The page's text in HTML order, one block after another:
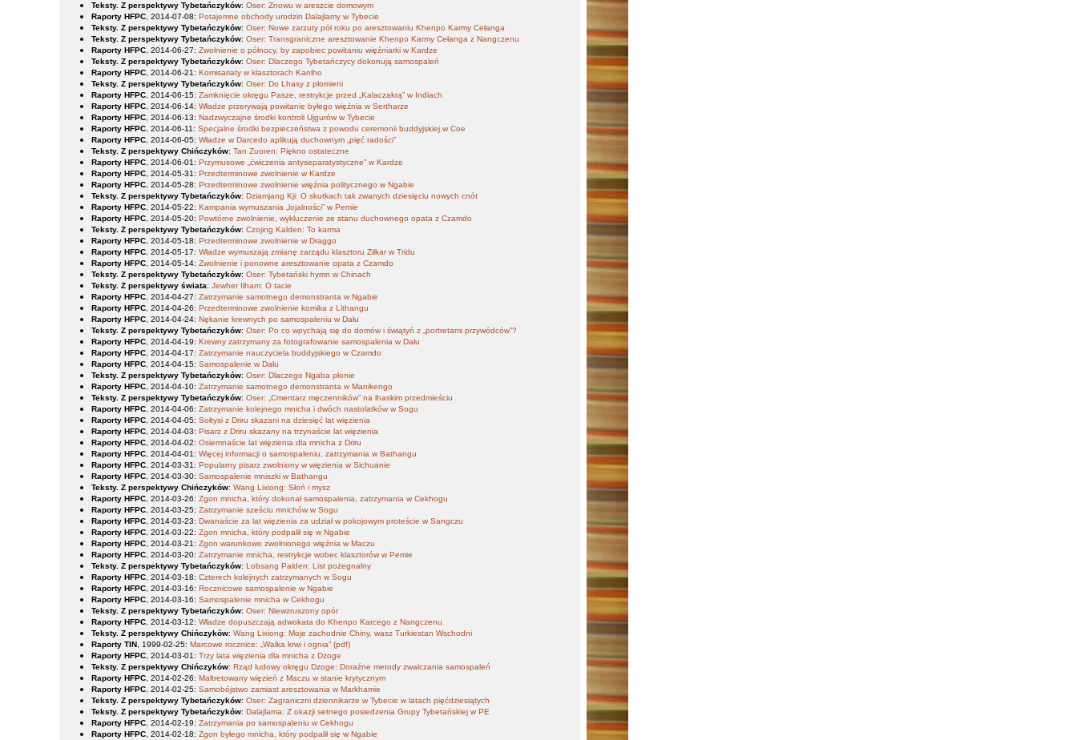
Teksty. Z perspektywy Tybetańczyków:Oser: Znowu w areszcie domowym
Raporty HFPC , 2014-07-08:Potajemne obchody urodzin Dalajlamy w Tybecie
Teksty. Z perspektywy Tybetańczyków:Oser: Nowe zarzuty pół roku po aresztowaniu Khenpo Karmy Cełanga
Teksty. Z perspektywy Tybetańczyków:Oser: Transgraniczne aresztowanie Khenpo Karmy Cełanga z Nangczenu
Raporty HFPC , 2014-06-27:Zwolnienie o północy, by zapobiec powitaniu więźniarki w Kardze
Teksty. Z perspektywy Tybetańczyków:Oser: Dlaczego Tybetańczycy dokonują samospaleń
Raporty HFPC , 2014-06-21 :Komisariaty w klasztorach Kanlho
Teksty. Z perspektywy Tybetańczyków:Oser: Do Lhasy z płomieni
Raporty HFPC , 2014-06-15:Zamknięcie okręgu Pasze, restrykcje przed „Kalaczakrą” w Indiach
Raporty HFPC , 2014-06-14:Władze przerywają powitanie byłego więźnia w Sertharze
Raporty HFPC , 2014-06-13:Nadzwyczajne środki kontroli Ujgurów w Tybecie
Raporty HFPC , 2014-06-11 :Specjalne środki bezpieczeństwa z powodu ceremonii buddyjskiej w Coe
Raporty HFPC , 2014-06-05:Władze w Darcedo aplikują duchownym „pięć radości”
Teksty. Z perspektywy Chińczyków:Tan Zuoren: Piękno ostateczne
Raporty HFPC , 2014-06-01 :Przymusowe „ćwiczenia antyseparatystyczne” w Kardze
Raporty HFPC , 2014-05-31 :Przedterminowe zwolnienie w Kardze
Raporty HFPC , 2014-05-28:Przedterminowe zwolnienie więźnia politycznego w Ngabie
Teksty. Z perspektywy Tybetańczyków:Dziamjang Kji: O skutkach tak zwanych dziesięciu nowych cnót
Raporty HFPC , 2014-05-22:Kampania wymuszania „lojalności” w Pemie
Raporty HFPC , 2014-05-20:Powtórne zwolnienie, wykluczenie ze stanu duchownego opata z Czamdo
Teksty. Z perspektywy Tybetańczyków:Czojing Kalden: To karma
Raporty HFPC , 2014-05-18:Przedterminowe zwolnienie w Draggo
Raporty HFPC , 2014-05-17:Władze wymuszają zmianę zarządu klasztoru Zilkar w Tridu
Raporty HFPC , 2014-05-14:Zwolnienie i ponowne aresztowanie opata z Czamdo
Teksty. Z perspektywy Tybetańczyków:Oser: Tybetański hymn w Chinach
Teksty. Z perspektywy świata:Jewher Ilham: O tacie
Raporty HFPC , 2014-04-27:Zatrzymanie samotnego demonstranta w Ngabie
Raporty HFPC , 2014-04-26:Przedterminowe zwolnienie komika z Lithangu
Raporty HFPC , 2014-04-24:Nękanie krewnych po samospaleniu w Dału
Teksty. Z perspektywy Tybetańczyków:Oser: Po co wpychają się do domów i świątyń z „portretami przywódców”?
Raporty HFPC , 2014-04-19:Krewny zatrzymany za fotografowanie samospalenia w Dału
Raporty HFPC , 2014-04-17:Zatrzymanie nauczyciela buddyjskiego w Czamdo
Raporty HFPC , 2014-04-15:Samospalenie w Dału
Teksty. Z perspektywy Tybetańczyków:Oser: Dlaczego Ngaba płonie
Raporty HFPC , 2014-04-10:Zatrzymanie samotnego demonstranta w Manikengo
Teksty. Z perspektywy Tybetańczyków:Oser: „Cmentarz męczenników” na lhaskim przedmieściu
Raporty HFPC , 2014-04-06:Zatrzymanie kolejnego mnicha i dwóch nastolatków w Sogu
Raporty HFPC , 2014-04-05:Sołtysi z Driru skazani na dziesięć lat więzienia
Raporty HFPC , 2014-04-03:Pisarz z Driru skazany na trzynaście lat więzienia
Raporty HFPC , 2014-04-02:Osiemnaście lat więzienia dla mnicha z Driru
Raporty HFPC , 2014-04-01 :Więcej informacji o samospaleniu, zatrzymania w Bathangu
Raporty HFPC , 2014-03-31 :Popularny pisarz zwolniony w więzienia w Sichuanie
Raporty HFPC , 2014-03-30:Samospalenie mniszki w Bathangu
Teksty. Z perspektywy Chińczyków:Wang Lixiong: Słoń i mysz
Raporty HFPC , 2014-03-26:Zgon mnicha, który dokonał samospalenia, zatrzymania w Cekhogu
Raporty HFPC , 2014-03-25:Zatrzymanie sześciu mnichów w Sogu
Raporty HFPC , 2014-03-23:Dwanaście za lat więzienia za udział w pokojowym proteście w Sangczu
Raporty HFPC , 2014-03-22:Zgon mnicha, który podpalił się w Ngabie
Raporty HFPC , 2014-03-21 :Zgon warunkowo zwolnionego więźnia w Maczu
Raporty HFPC , 2014-03-20:Zatrzymanie mnicha, restrykcje wobec klasztorów w Pemie
Teksty. Z perspektywy Tybetańczyków:Lobsang Palden: List pożegnalny
Raporty HFPC , 2014-03-18:Czterech kolejnych zatrzymanych w Sogu
Raporty HFPC , 2014-03-16:Rocznicowe samospalenie w Ngabie
Raporty HFPC , 2014-03-16:Samospalenie mnicha w Cekhogu
Teksty. Z perspektywy Tybetańczyków:Oser: Niewzruszony opór
Raporty HFPC , 2014-03-12:Władze dopuszczają adwokata do Khenpo Karcego z Nangczenu
Teksty. Z perspektywy Chińczyków:Wang Lixiong: Moje zachodnie Chiny, wasz Turkiestan Wschodni
Raporty TIN , 1999-02-25:Marcowe rocznice: „Walka krwi i ognia” (pdf)
Raporty HFPC , 2014-03-01 :Trzy lata więzienia dla mnicha z Dzoge
Teksty. Z perspektywy Chińczyków:Rząd ludowy okręgu Dzoge: Doraźne metody zwalczania samospaleń
Raporty HFPC , 2014-02-26:Maltretowany więzień z Maczu w stanie krytycznym
Raporty HFPC , 2014-02-25:Samobójstwo zamiast aresztowania w Markhamie
Teksty. Z perspektywy Tybetańczyków:Oser: Zagraniczni dziennikarze w Tybecie w latach pięćdziesiątych
Teksty. Z perspektywy Tybetańczyków:Dalajlama: Z okazji setnego posiedzenia Grupy Tybetańskiej w PE
Raporty HFPC , 2014-02-19:Zatrzymania po samospaleniu w Cekhogu
Raporty HFPC , 2014-02-18:Zgon byłego mnicha, który podpalił się w Ngabie